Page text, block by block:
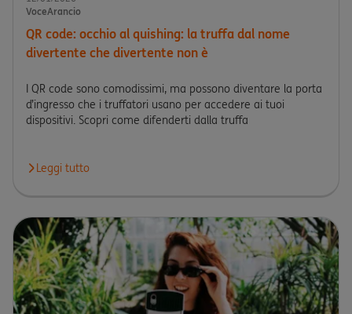
VoceArancio
QR code: occhio al quishing: la truffa dal nome
divertente che divertente non è
I QR code sono comodissimi, ma possono diventare la porta
d’ingresso che i truffatori usano per accedere ai tuoi
dispositivi. Scopri come difenderti dalla truffa
Leggi tutto
Leggi l'articolo QR code: occhio al quishing: la truffa dal nome